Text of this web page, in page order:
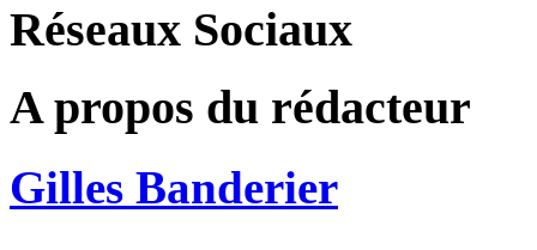
Réseaux Sociaux
A propos du rédacteur
Gilles Banderier